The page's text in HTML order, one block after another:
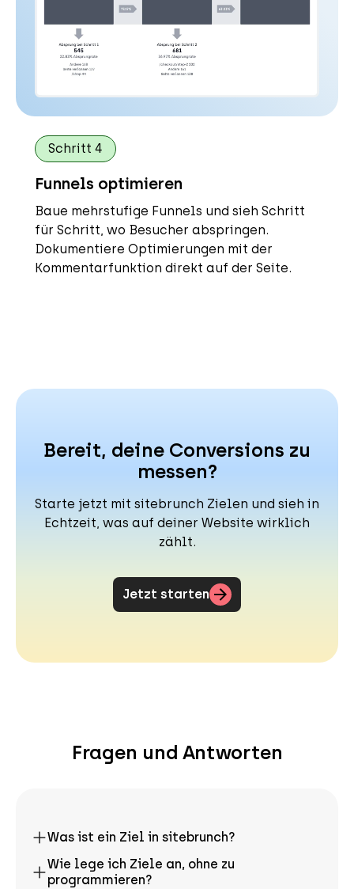
Funnels optimieren
Schritt 4
Baue mehrstufige Funnels und sieh Schritt
für Schritt, wo Besucher abspringen.
Dokumentiere Optimierungen mit der
Kommentarfunktion direkt auf der Seite.
Bereit, deine Conversions zu
messen?
Starte jetzt mit sitebrunch Zielen und sieh in
Echtzeit, was auf deiner Website wirklich
zählt.
Jetzt starten
(öffnet neuen Tab)
Fragen und Antworten
Was ist ein Ziel in sitebrunch?
Wie lege ich Ziele an, ohne zu
programmieren?